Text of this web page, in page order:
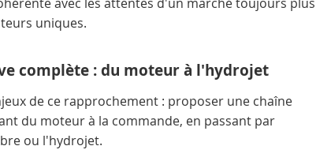
uniques.
complète : du moteur à l'hydrojet
de ce rapprochement : proposer une chaîne
du moteur à la commande, en passant par
ou l'hydrojet.